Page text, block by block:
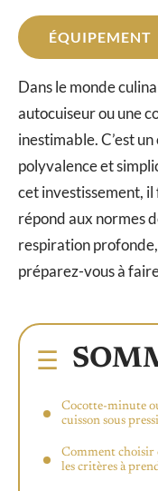
ÉQUIPEMENT
Dans le monde
autocuiseur ou une
inestimable. C’est
polyvalence et
cet investissement,
répond aux normes
respiration
préparez-vous à
Cocotte-minute
cuisson sous
Comment choisir
les critères à